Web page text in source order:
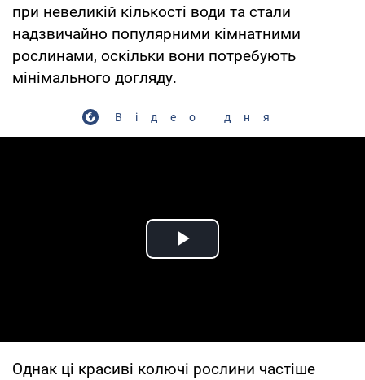
при невеликій кількості води та стали
надзвичайно популярними кімнатними
рослинами, оскільки вони потребують
мінімального догляду.
Відео дня
Play Video
Однак ці красиві колючі рослини частіше